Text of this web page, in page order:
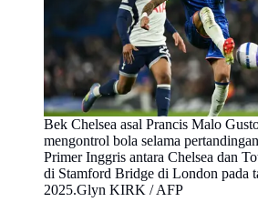
Bek Chelsea asal Prancis Malo
mengontrol bola selama
Primer Inggris antara Chelsea dan
di Stamford Bridge di London pada
2025.Glyn KIRK / AFP